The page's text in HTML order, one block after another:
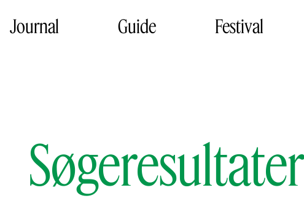
Journal Guide Festival
Søgeresultater